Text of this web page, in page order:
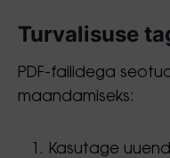
Turvalisuse
PDF-failidega
maandamiseks:
Kasutage